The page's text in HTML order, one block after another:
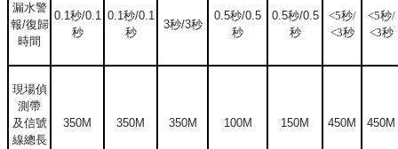
漏水警
報/復歸
時間
0.1秒/0.1
秒
0.1秒/0.1
秒
3秒/3秒
0.5秒/0.5
秒
0.5秒/0.5
秒
<5秒/
<3秒
<5秒/
<3秒
現場偵
測帶
及信號
線總長
350M 350M 350M 100M 150M 450M 450M